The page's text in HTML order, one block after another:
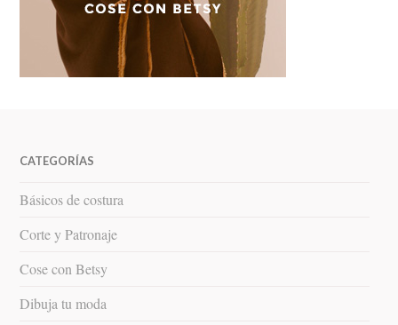
CATEGORÍAS
Básicos de costura
Corte y Patronaje
Cose con Betsy
Dibuja tu moda